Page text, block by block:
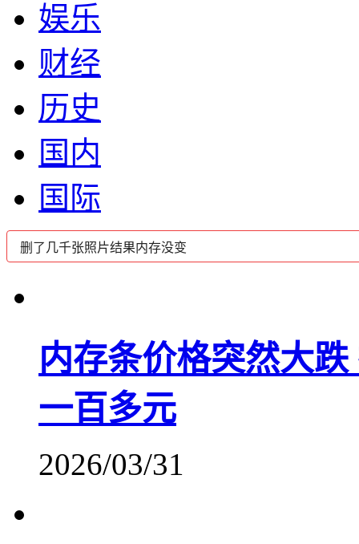
娱乐
财经
历史
国内
国际
内存条价格突然大
一百多元
2026/03/31